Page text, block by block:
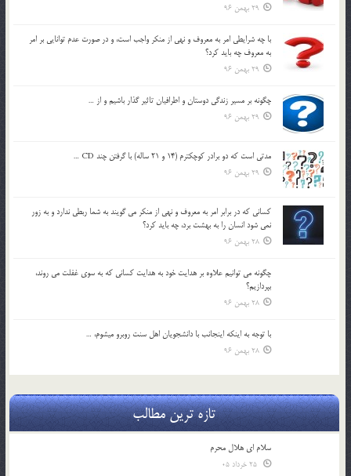
29 بهمن 96
با چه شرايطي امر به معروف و نهي از منکر واجب است، و در صورت عدم توانايي بر امر
به معروف چه بايد کرد؟
29 بهمن 96
چگونه بر مسير زندگي دوستان و اطرافيان تاثير گذار باشيم و از …
29 بهمن 96
مدتي است كه دو برادر كوچكترم (14 و 21 ساله) با گرفتن چند CD …
29 بهمن 96
كساني كه در برابر امر به معروف و نهي از منكر مي گويند به شما ربطي ندارد و به زور
نمي شود انسان را به بهشت برد، چه بايد كرد؟
28 بهمن 96
چگونه مي توانيم علاوه بر هدايت خود به هدايت كساني كه به سوي غفلت مي روند،
بپردازيم؟
28 بهمن 96
با توجه به اينكه اينجانب با دانشجويان اهل سنت روبرو مي‎شوم، …
28 بهمن 96
تازه ترین مطالب
سلام ای هلال محرم